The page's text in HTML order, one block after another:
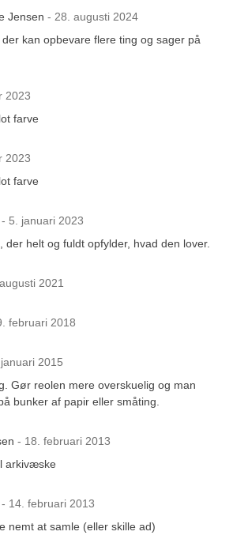
Jensen - 28. augusti 2024
kan opbevare flere ting og sager på
5 av 5 stjärnor
2023
farve
5 av 5 stjärnor
2023
farve
5 av 5 stjärnor
- 5. januari 2023
der helt og fuldt opfylder, hvad den lover.
5 av 5 stjärnor
2021
februari 2018
5 av 5 stjärnor
2015
Gør reolen mere overskuelig og man
bunker af papir eller småting.
5 av 5 stjärnor
- 18. februari 2013
arkivæske
5 av 5 stjärnor
- 14. februari 2013
nemt at samle (eller skille ad)